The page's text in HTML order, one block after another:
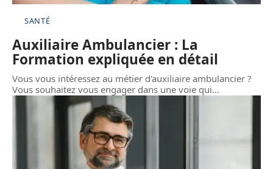
SANTÉ
Auxiliaire Ambulancier : La
Formation expliquée en détail
Vous vous intéressez au métier d'auxiliaire ambulancier ?
Vous souhaitez vous engager dans une voie qui…